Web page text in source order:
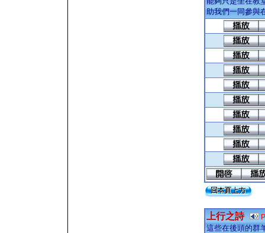
助我們一同參與
上行之詩
這些在後頭的群